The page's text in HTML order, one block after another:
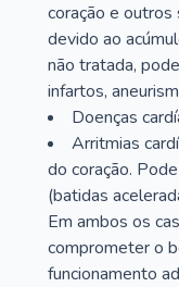
coração e
devido ao
não tratada,
infartos,
Doenças
Arritmias
do coração.
(batidas
Em ambos os
comprometer o
funcionamento